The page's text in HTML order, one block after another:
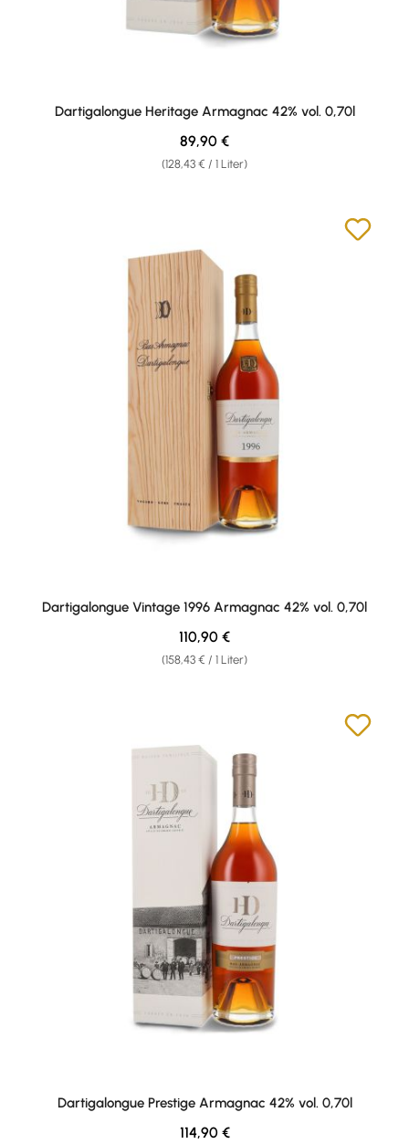
Dartigalongue Heritage Armagnac 42% vol. 0,70l
(128,43 € / 1 Liter)
Regulärer Preis:
89,90 €
Dartigalongue Vintage 1996 Armagnac 42% vol. 0,70l
(158,43 € / 1 Liter)
Regulärer Preis:
110,90 €
Dartigalongue Prestige Armagnac 42% vol. 0,70l
Regulärer Preis:
114,90 €